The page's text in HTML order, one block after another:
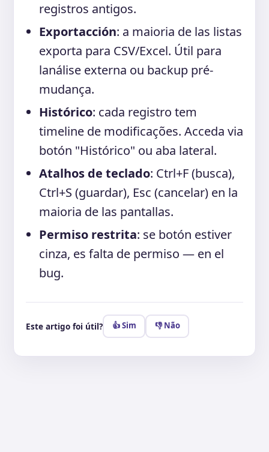
registros antigos.
Exportacción: a maioria de las listas
exporta para CSV/Excel. Útil para
lanálise externa ou backup pré-
mudança.
Histórico: cada registro tem
timeline de modificações. Acceda via
botón "Histórico" ou aba lateral.
Atalhos de teclado: Ctrl+F (busca),
Ctrl+S (guardar), Esc (cancelar) en la
maioria de las pantallas.
Permiso restrita: se botón estiver
cinza, es falta de permiso — en el
bug.
Este artigo foi útil? 👍 Sim 👎 Não